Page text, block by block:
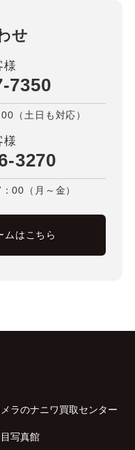
せ
様
7350
（土日も対応）
様
3270
00（月～金）
ムはこちら
ラのナニワ買取センター
写真館